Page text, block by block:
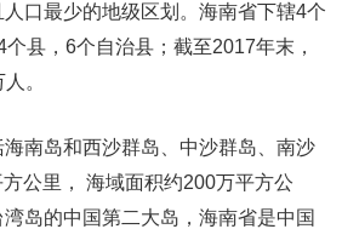
口最少的地级区划。海南省下辖4个
县，6个自治县；截至2017年末，
。
南岛和西沙群岛、中沙群岛、南沙
公里， 海域面积约200万平方公
岛的中国第二大岛，海南省是中国